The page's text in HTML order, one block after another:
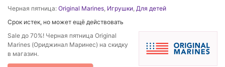
Черная пятница: Original Marines, Игрушки, Для детей
Срок истек, но может ещё действовать
Sale до 70%! Черная пятница Original
Marines (Ориджинал Маринес) на скидку
в магазин.